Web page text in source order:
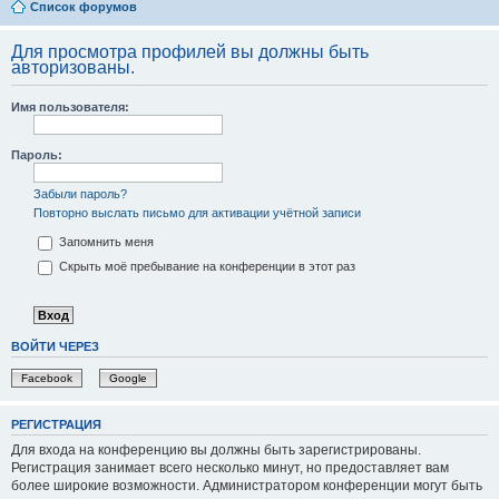
Список форумов
Для просмотра профилей вы должны быть
авторизованы.
Имя пользователя:
Пароль:
Забыли пароль?
Повторно выслать письмо для активации учётной записи
Запомнить меня
Скрыть моё пребывание на конференции в этот раз
ВОЙТИ ЧЕРЕЗ
Facebook Google
РЕГИСТРАЦИЯ
Для входа на конференцию вы должны быть зарегистрированы.
Регистрация занимает всего несколько минут, но предоставляет вам
более широкие возможности. Администратором конференции могут быть